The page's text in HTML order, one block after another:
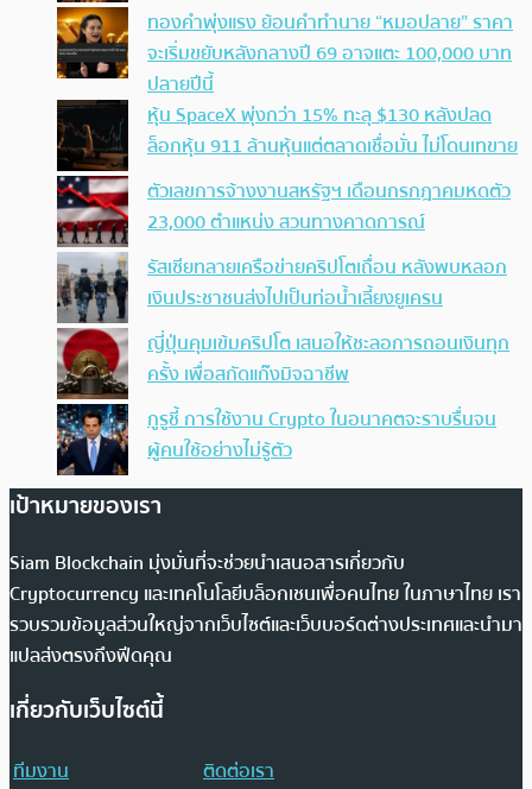
ทองคำพุ่งแรง ย้อนคำทำนาย “หมอปลาย” ราคา
จะเริ่มขยับหลังกลางปี 69 อาจแตะ 100,000 บาท
ปลายปีนี้
หุ้น SpaceX พุ่งกว่า 15% ทะลุ $130 หลังปลด
ล็อกหุ้น 911 ล้านหุ้นแต่ตลาดเชื่อมั่น ไม่โดนเทขาย
ตัวเลขการจ้างงานสหรัฐฯ เดือนกรกฎาคมหดตัว
23,000 ตำแหน่ง สวนทางคาดการณ์
รัสเซียทลายเครือข่ายคริปโตเถื่อน หลังพบหลอก
เงินประชาชนส่งไปเป็นท่อน้ำเลี้ยงยูเครน
ญี่ปุ่นคุมเข้มคริปโต เสนอให้ชะลอการถอนเงินทุก
ครั้ง เพื่อสกัดแก๊งมิจฉาชีพ
กูรูชี้ การใช้งาน Crypto ในอนาคตจะราบรื่นจน
ผู้คนใช้อย่างไม่รู้ตัว
เป้าหมายของเรา
Siam Blockchain มุ่งมั่นที่จะช่วยนำเสนอสารเกี่ยวกับ
Cryptocurrency และเทคโนโลยีบล็อกเชนเพื่อคนไทย ในภาษาไทย เรา
รวบรวมข้อมูลส่วนใหญ่จากเว็บไซต์และเว็บบอร์ดต่างประเทศและนำมา
แปลส่งตรงถึงฟีดคุณ
เกี่ยวกับเว็บไซต์นี้
ทีมงาน
ติดต่อเรา